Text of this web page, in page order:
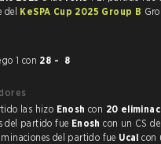
del KeSPA Cup 2025 Group B
ganó el Juego 1 con 28 - 8
las hizo Enosh con 20
del partido fue Enosh con un CS de
del partido fue Ucal